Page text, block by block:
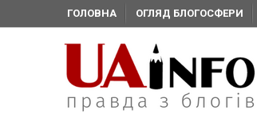
ГОЛОВНА ОГЛЯД БЛОГОСФЕРИ